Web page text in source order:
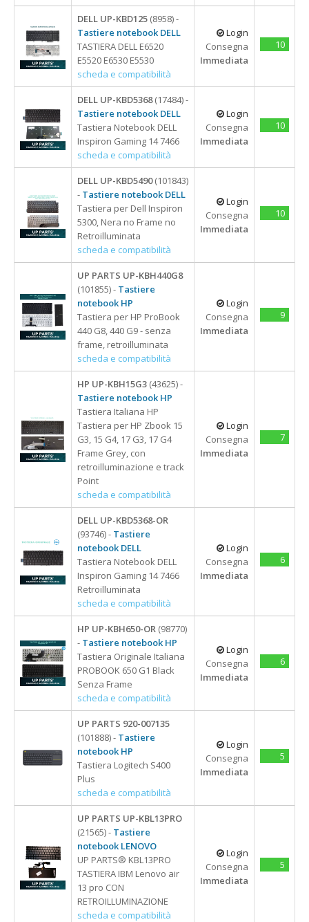
DELL UP-KBD125 (8958) -
Tastiere notebook DELL
TASTIERA DELL E6520
E5520 E6530 E5530
scheda e compatibilità
Login
Consegna
Immediata
10
DELL UP-KBD5368(17484) -
Tastiere notebook DELL
Tastiera Notebook DELL
Inspiron Gaming 14 7466
scheda e compatibilità
Login
Consegna
Immediata
10
DELL UP-KBD5490(101843)
- Tastiere notebook DELL
Tastiera per Dell Inspiron
5300, Nera no Frame no
Retroilluminata
scheda e compatibilità
Login
Consegna
Immediata
10
UP PARTS UP-KBH440G8
(101855) - Tastiere
notebook HP
Tastiera per HP ProBook
440 G8, 440 G9 - senza
frame, retroilluminata
scheda e compatibilità
Login
Consegna
Immediata
9
HP UP-KBH15G3 (43625) -
Tastiere notebook HP
Tastiera Italiana HP
Tastiera per HP Zbook 15
G3, 15 G4, 17 G3, 17 G4
Frame Grey, con
retroilluminazione e track
Point
scheda e compatibilità
Login
Consegna
Immediata
7
DELL UP-KBD5368-OR
(93746) - Tastiere
notebook DELL
Tastiera Notebook DELL
Inspiron Gaming 14 7466
Retroilluminata
scheda e compatibilità
Login
Consegna
Immediata
6
HP UP-KBH650-OR (98770)
- Tastiere notebook HP
Tastiera Originale Italiana
PROBOOK 650 G1 Black
Senza Frame
scheda e compatibilità
Login
Consegna
Immediata
6
UP PARTS 920-007135
(101888) - Tastiere
notebook HP
Tastiera Logitech S400
Plus
scheda e compatibilità
Login
Consegna
Immediata
5
UP PARTS UP-KBL13PRO
(21565) - Tastiere
notebook LENOVO
UP PARTS® KBL13PRO
TASTIERA IBM Lenovo air
13 pro CON
RETROILLUMINAZIONE
scheda e compatibilità
Login
Consegna
Immediata
5